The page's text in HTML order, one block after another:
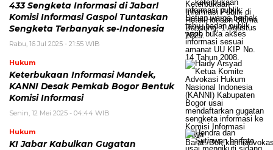
433 Sengketa Informasi di Jabar!
Komisi Informasi Gaspol Tuntaskan
Sengketa Terbanyak se-Indonesia
Rabu, 16 Jul 2025 - 21:55 WIB
Hukum
Keterbukaan Informasi Mandek,
KANNI Desak Pemkab Bogor Bentuk
Komisi Informasi
Senin, 12 Mei 2025 - 04:44 WIB
Hukum
KI Jabar Kabulkan Gugatan